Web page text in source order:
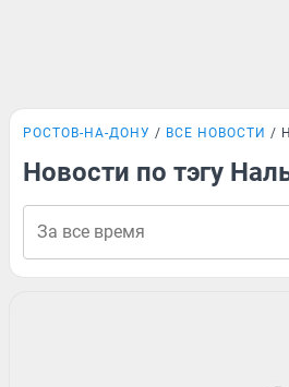
РОСТОВ-НА-ДОНУ ВСЕ НОВОСТИ
Новости по тэгу